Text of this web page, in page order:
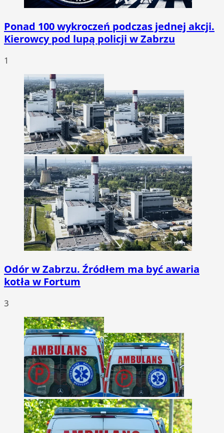
Ponad 100 wykroczeń podczas jednej akcji.
Kierowcy pod lupą policji w Zabrzu
1
Odór w Zabrzu. Źródłem ma być awaria
kotła w Fortum
3